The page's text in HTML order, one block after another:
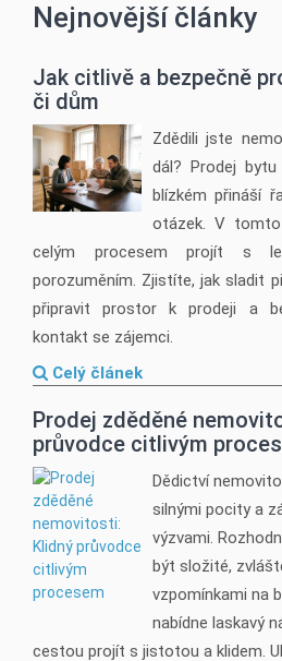
Nejnovější články
Jak citlivě a bezpečně
či dům
Zdědili jste
dál? Prodej
blízkém přináší
otázek. V
celým procesem projít s
porozuměním. Zjistíte, jak sladit
připravit prostor k prodeji a
kontakt se zájemci.
Celý článek
Prodej zděděné
průvodce citlivým
Dědictví
silnými pocity a
výzvami.
být složité,
vzpomínkami na
nabídne laskavý
cestou projít s jistotou a klidem.